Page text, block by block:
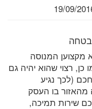
19/09/
מקצוען המנוסה
רצוי שהוא יהיה גם
(לכך נגיע
בו העסק
שירות תמיכה,